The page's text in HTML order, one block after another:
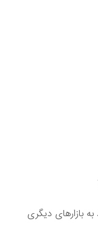
به بازارهای دیگری